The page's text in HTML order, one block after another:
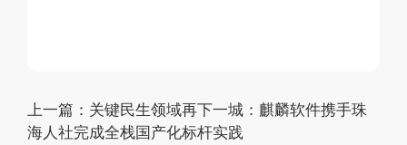
上一篇： 关键民生领域再下一城：麒麟软件携手珠
海人社完成全栈国产化标杆实践